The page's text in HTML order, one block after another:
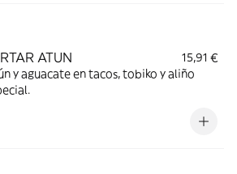
ATUN
15,91 €
y aguacate en tacos, tobiko y aliño